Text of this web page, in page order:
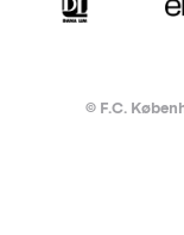
© F.C.